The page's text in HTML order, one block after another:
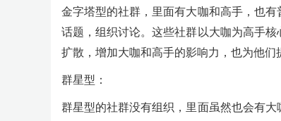
金字塔型的社群，里面有大咖和高手，也
话题，组织讨论。这些社群以大咖为高手
扩散，增加大咖和高手的影响力，也为他们
群星型：
群星型的社群没有组织，里面虽然也会有